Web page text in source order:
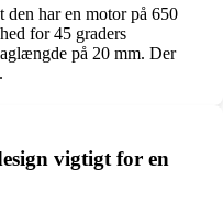
den har en motor på 650
for 45 graders
på 20 mm. Der
vigtigt for en